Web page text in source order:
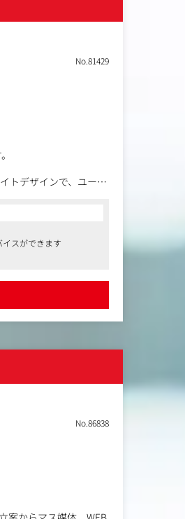
がございます。
前線でご活躍いただ
No.81429
トデザインで、ユーザ
。
いくことができます。
スができます
No.86838